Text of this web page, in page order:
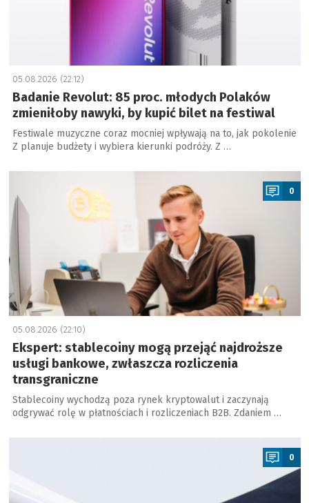
05.08.2026 (22:12)
Badanie Revolut: 85 proc. młodych Polaków
zmieniłoby nawyki, by kupić bilet na festiwal
Festiwale muzyczne coraz mocniej wpływają na to, jak pokolenie
Z planuje budżety i wybiera kierunki podróży. Z …
a
0
05.08.2026 (22:10)
Ekspert: stablecoiny mogą przejąć najdroższe
usługi bankowe, zwłaszcza rozliczenia
transgraniczne
Stablecoiny wychodzą poza rynek kryptowalut i zaczynają
odgrywać rolę w płatnościach i rozliczeniach B2B. Zdaniem …
a
0